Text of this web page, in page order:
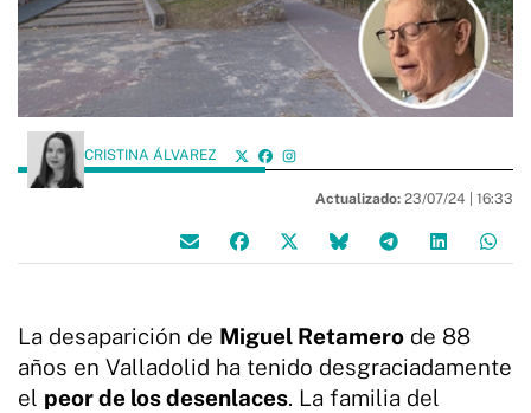
CRISTINA ÁLVAREZ
Actualizado: 23/07/24 | 16:33
La desaparición de Miguel Retamero de 88
años en Valladolid ha tenido desgraciadamente
el peor de los desenlaces. La familia del